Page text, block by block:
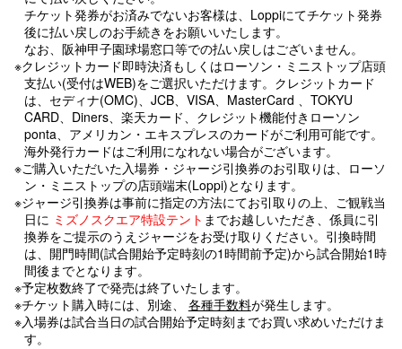
チケット発券がお済みでないお客様は、Loppiにてチケット発券
後に払い戻しのお手続きをお願いいたします。
なお、阪神甲子園球場窓口等での払い戻しはございません。
※クレジットカード即時決済もしくはローソン・ミニストップ店頭
支払い(受付はWEB)をご選択いただけます。クレジットカード
は、セディナ(OMC)、JCB、VISA、MasterCard 、TOKYU
CARD、Diners、楽天カード、クレジット機能付きローソン
ponta、アメリカン・エキスプレスのカードがご利用可能です。
海外発行カードはご利用になれない場合がございます。
※ご購入いただいた入場券・ジャージ引換券のお引取りは、ローソ
ン・ミニストップの店頭端末(Loppi)となります。
※ジャージ引換券は事前に指定の方法にてお引取りの上、ご観戦当
日に ミズノスクエア特設テント までお越しいただき、係員に引
換券をご提示のうえジャージをお受け取りください。引換時間
は、開門時間(試合開始予定時刻の1時間前予定)から試合開始1時
間後までとなります。
※予定枚数終了で発売は終了いたします。
※チケット購入時には、別途、 各種手数料が発生します。
※入場券は試合当日の試合開始予定時刻までお買い求めいただけま
す。